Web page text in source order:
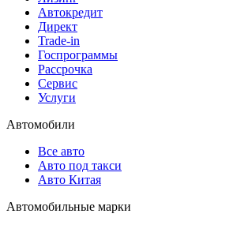
Автокредит
Директ
Trade-in
Госпрограммы
Рассрочка
Сервис
Услуги
Автомобили
Все авто
Авто под такси
Авто Китая
Автомобильные марки